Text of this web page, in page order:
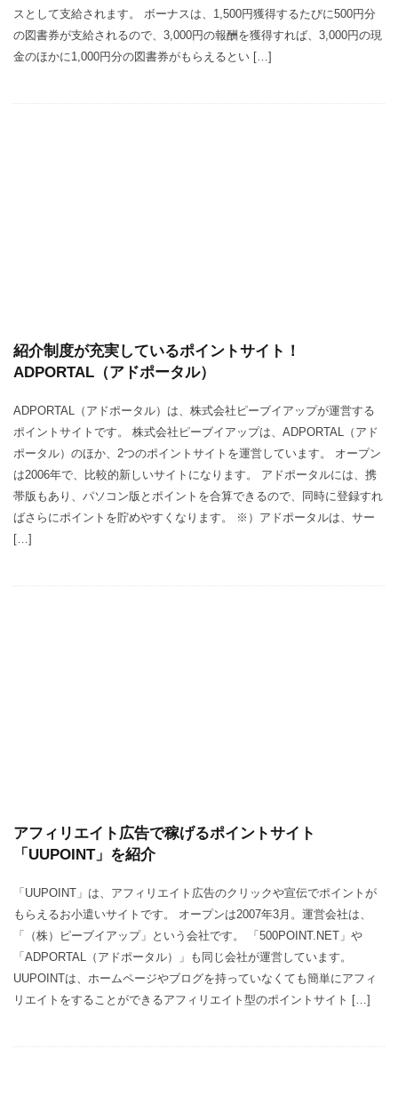
スとして支給されます。 ボーナスは、1,500円獲得するたびに500円分
の図書券が支給されるので、3,000円の報酬を獲得すれば、3,000円の現
金のほかに1,000円分の図書券がもらえるとい […]
紹介制度が充実しているポイントサイト！
ADPORTAL（アドポータル）
ADPORTAL（アドポータル）は、株式会社ピーブイアップが運営する
ポイントサイトです。 株式会社ピーブイアップは、ADPORTAL（アド
ポータル）のほか、2つのポイントサイトを運営しています。 オープン
は2006年で、比較的新しいサイトになります。 アドポータルには、携
帯版もあり、パソコン版とポイントを合算できるので、同時に登録すれ
ばさらにポイントを貯めやすくなります。 ※）アドポータルは、サー
[…]
アフィリエイト広告で稼げるポイントサイト
「UUPOINT」を紹介
「UUPOINT」は、アフィリエイト広告のクリックや宣伝でポイントが
もらえるお小遣いサイトです。 オープンは2007年3月。運営会社は、
「（株）ピーブイアップ」という会社です。 「500POINT.NET」や
「ADPORTAL（アドポータル）」も同じ会社が運営しています。
UUPOINTは、ホームページやブログを持っていなくても簡単にアフィ
リエイトをすることができるアフィリエイト型のポイントサイト […]